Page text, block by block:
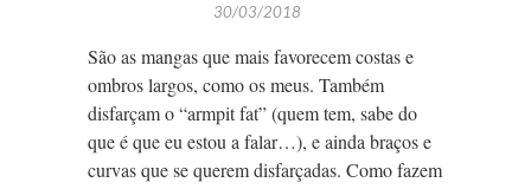
30/03/2018
São as mangas que mais favorecem costas e
ombros largos, como os meus. Também
disfarçam o “armpit fat” (quem tem, sabe do
que é que eu estou a falar…), e ainda braços e
curvas que se querem disfarçadas. Como fazem